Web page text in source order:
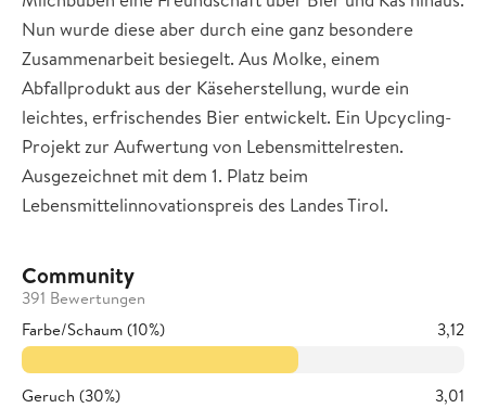
Nun wurde diese aber durch eine ganz besondere
Zusammenarbeit besiegelt. Aus Molke, einem
Abfallprodukt aus der Käseherstellung, wurde ein
leichtes, erfrischendes Bier entwickelt. Ein Upcycling-
Projekt zur Aufwertung von Lebensmittelresten.
Ausgezeichnet mit dem 1. Platz beim
Lebensmittelinnovationspreis des Landes Tirol.
Community
391 Bewertungen
Farbe/Schaum (10%)
3,12
Geruch (30%) 3,01